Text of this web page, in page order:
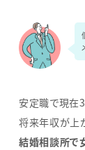
安定職で現在
将来年収が上
結婚相談所で